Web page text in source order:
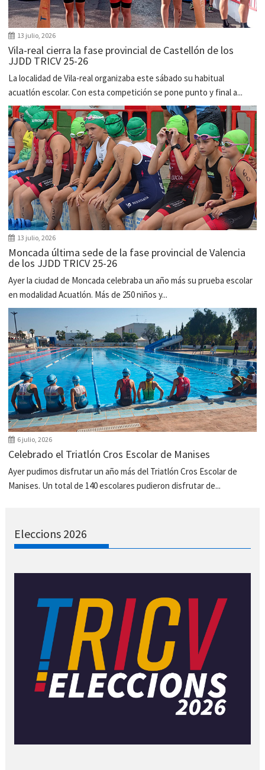
13 julio, 2026
Vila-real cierra la fase provincial de Castellón de los
JJDD TRICV 25-26
La localidad de Vila-real organizaba este sábado su habitual
acuatlón escolar. Con esta competición se pone punto y final a...
13 julio, 2026
Moncada última sede de la fase provincial de Valencia
de los JJDD TRICV 25-26
Ayer la ciudad de Moncada celebraba un año más su prueba escolar
en modalidad Acuatlón. Más de 250 niños y...
6 julio, 2026
Celebrado el Triatlón Cros Escolar de Manises
Ayer pudimos disfrutar un año más del Triatlón Cros Escolar de
Manises. Un total de 140 escolares pudieron disfrutar de...
Eleccions 2026